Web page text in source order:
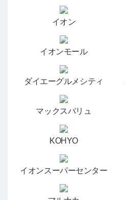
イオン
イオンモール
ダイエーグルメシティ
マックスバリュ
KOHYO
イオンスーパーセンター